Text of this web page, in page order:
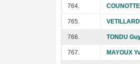
764.
765.
766. TONDU
767. MAYOUX